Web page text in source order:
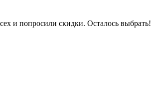
и попросили скидки. Осталось выбрать!